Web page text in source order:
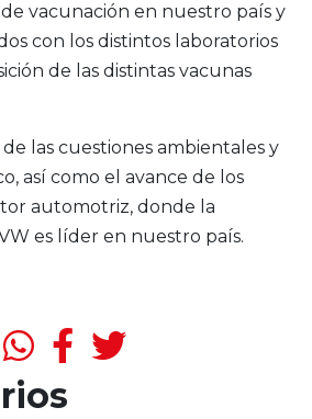
vacunación en nuestro país y
con los distintos laboratorios
de las distintas vacunas
las cuestiones ambientales y
así como el avance de los
automotriz, donde la
es líder en nuestro país.